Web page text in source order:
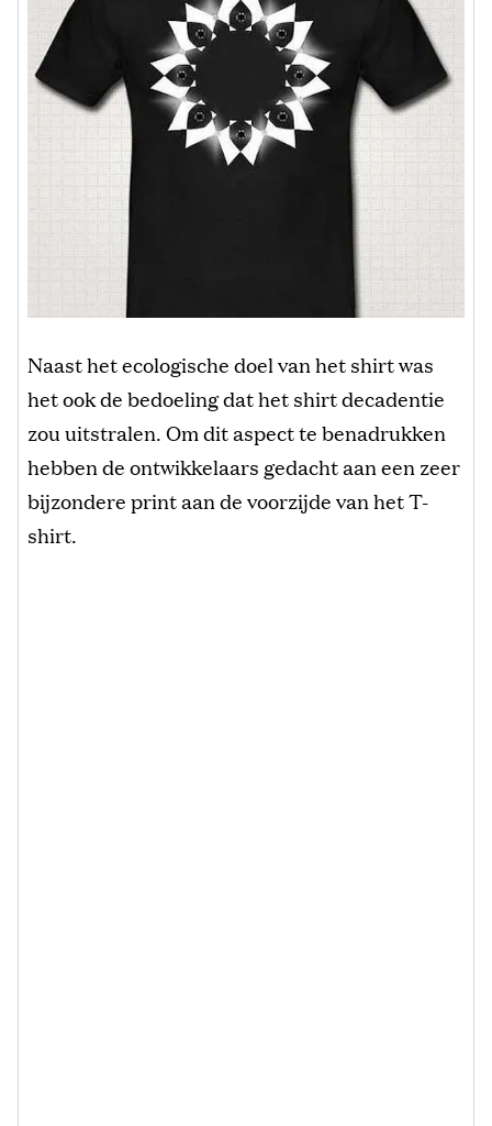
Naast het ecologische doel van het shirt was
het ook de bedoeling dat het shirt decadentie
zou uitstralen. Om dit aspect te benadrukken
hebben de ontwikkelaars gedacht aan een zeer
bijzondere print aan de voorzijde van het T-
shirt.